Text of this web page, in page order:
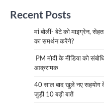
Recent Posts
मां बोलीं- बेटे को माइग्रेन,
का समर्थन करेंगे?
PM मोदी के मीडिया को
आक्रामक
40 साल बाद खुले नए सहयोग के
जुड़ी 10 बड़ी बातें